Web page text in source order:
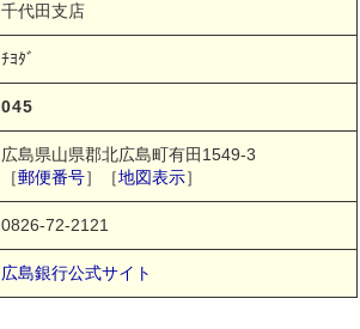
千代田支店
ﾁﾖﾀﾞ
045
広島県山県郡北広島町有田1549-3
［郵便番号］［地図表示］
0826-72-2121
広島銀行公式サイト